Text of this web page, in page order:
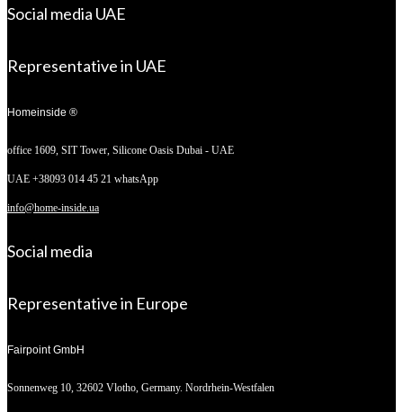
Social media UAE
Representative in UAE
Homeinside ®
office 1609, SIT Tower, Silicone Oasis Dubai - UAE
UAE +38093 014 45 21 whatsApp
info@home-inside.ua
Social media
Representative in Europe
Fairpoint GmbH
Sonnenweg 10, 32602 Vlotho, Germany. Nordrhein-Westfalen